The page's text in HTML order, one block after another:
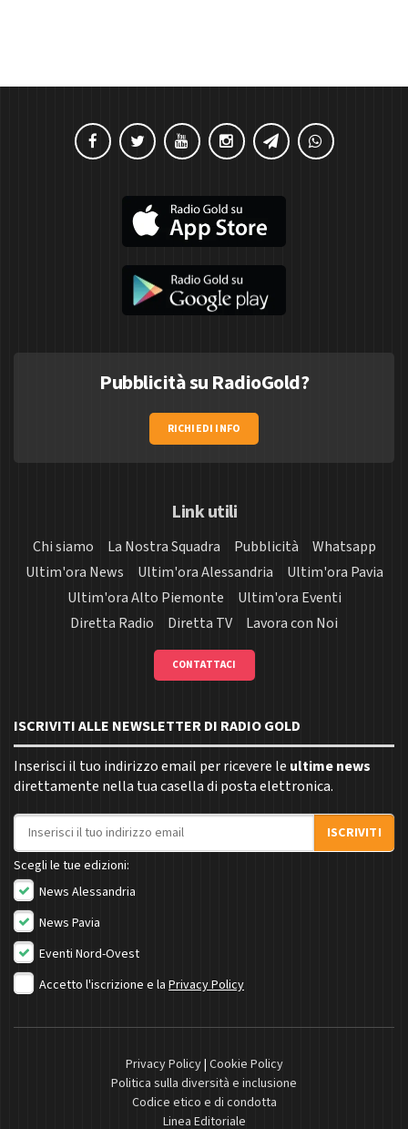
Pubblicità su RadioGold?
RICHIEDI INFO
Link utili
Chi siamo La Nostra Squadra Pubblicità
Whatsapp
Ultim'ora News
Ultim'ora Alessandria
Ultim'ora Pavia
Ultim'ora Alto Piemonte
Ultim'ora Eventi
Diretta Radio
Diretta TV Lavora con Noi
CONTATTACI
ISCRIVITI ALLE NEWSLETTER DI RADIO GOLD
Inserisci il tuo indirizzo email per ricevere le ultime news
direttamente nella tua casella di posta elettronica.
Indirizzo email
ISCRIVITI
Scegli le tue edizioni:
News Alessandria
News Pavia
Eventi Nord-Ovest
Accetto l'iscrizione e la Privacy Policy
Privacy Policy| Cookie Policy
Politica sulla diversità e inclusione
Codice etico e di condotta
Linea Editoriale